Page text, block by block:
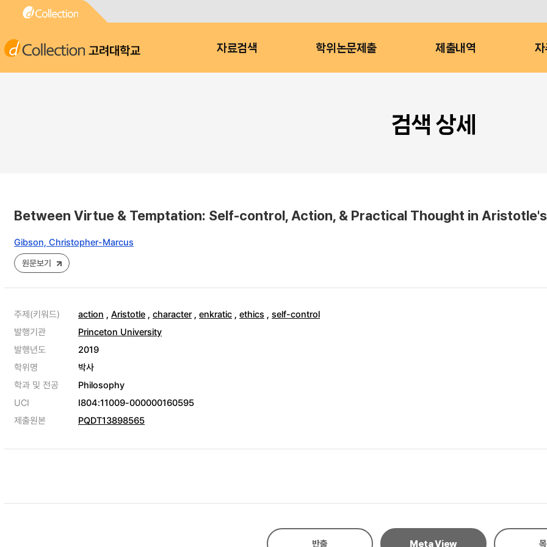
고려대학교 자료검색 학위논문제출 제출내역 자
검색 상세
Between Virtue & Temptation: Self-control, Action, & Practical Thought in
Gibson, Christopher-Marcus
원문보기
주제(키워드) action , Aristotle , character, enkratic , ethics , self-control
발행기관
Princeton University
발행년도
2019
학위명
박사
학과 및 전공
Philosophy
UCI
I804:11009-000000160595
제출원본
PQDT13898565
반출 Meta View